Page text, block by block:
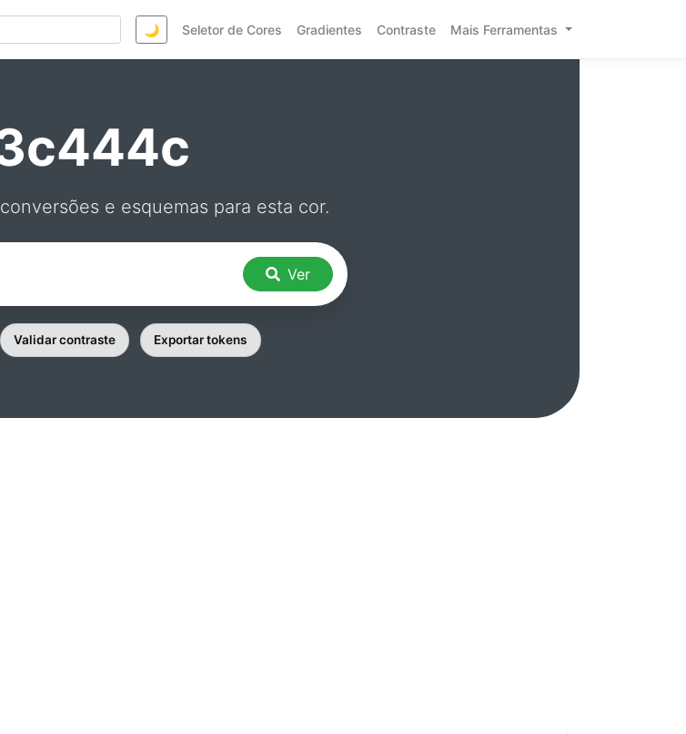
🌙 Seletor de Cores Gradientes Contraste Mais Ferramentas
e esquemas para esta cor.
Ver
Validar contraste Exportar tokens